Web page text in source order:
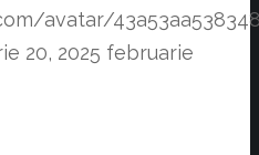
avatar/
20, 2025 februarie